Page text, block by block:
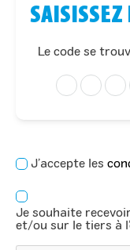
SAISISSEZ
Le code se
Consentement
J’accepte les
Consentement
*
Je souhaite
et/ou sur le tiers à